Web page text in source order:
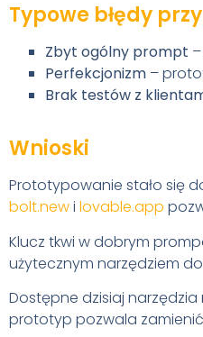
Typowe błędy
Zbyt ogólny prompt
Perfekcjonizm –
Brak testów z
Wnioski
Prototypowanie stało się
bolt.newi lovable.app
Klucz tkwi w dobrym
użytecznym narzędziem
Dostępne dzisiaj
prototyp pozwala